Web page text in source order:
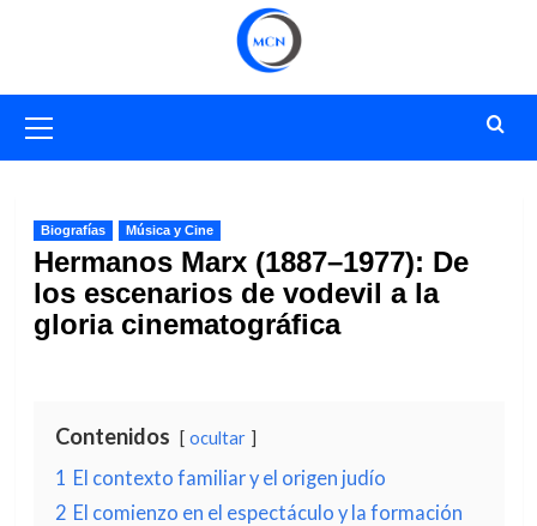
primario
Biografías Música y Cine
Hermanos Marx (1887–1977): De
los escenarios de vodevil a la
gloria cinematográfica
Contenidos ocultar
1 El contexto familiar y el origen judío
2 El comienzo en el espectáculo y la formación